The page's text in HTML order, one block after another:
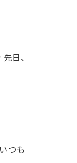
日、
つも